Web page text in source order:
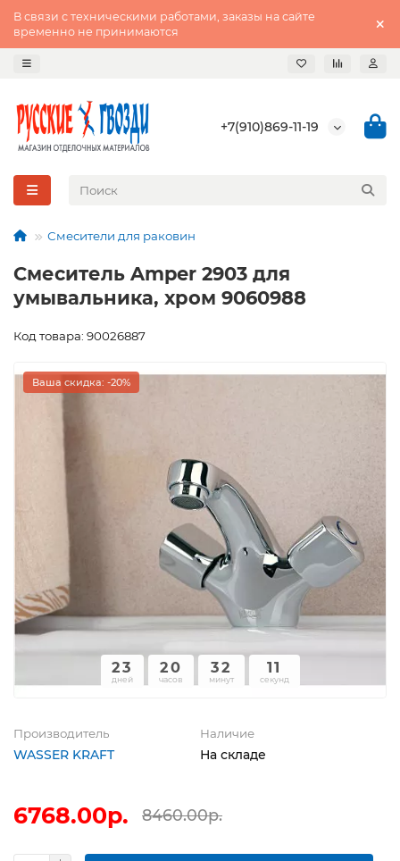
В связи с техническими работами, заказы на сайте
временно не принимаются
+7(910)869-11-19
Смесители для раковин
Смеситель Amper 2903 для
умывальника, хром 9060988
Код товара: 90026887
Ваша скидка: -20%
23
дней
20
часов
32
минут
11
секунд
Производитель
WASSER KRAFT
Наличие
На складе
6768.00р. 8460.00р.